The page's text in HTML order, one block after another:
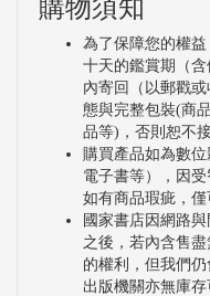
購物須知
為了保障您的權
十天的鑑賞期（
內寄回（以郵戳
態與完整包裝(商
品等)，否則恕不
購買產品如為數位
電子書等），因受
如有商品瑕疵，僅
國家書店因網路
之後，若內含售
的權利，但我們
出版機關亦無庫